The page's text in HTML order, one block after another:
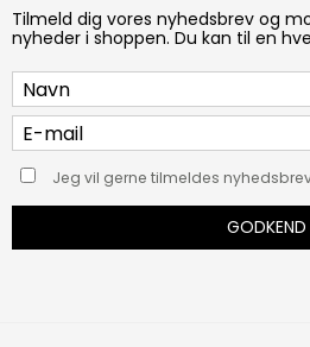
Tilmeld dig vores nyhedsbrev og
nyheder i shoppen. Du kan til en
Jeg vil gerne tilmeldes
GODKEND